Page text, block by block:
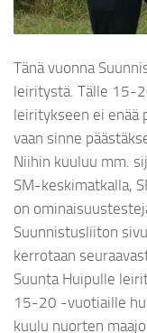
Tänä vuonna
leiritystä. Tälle 15-
leiritykseen ei enää
vaan sinne
Niihin kuuluu mm.
SM-keskimatkalla,
on
Suunnistusliiton
kerrotaan
Suunta Huipulle
15-20 -vuotiaille
kuulu nuorten